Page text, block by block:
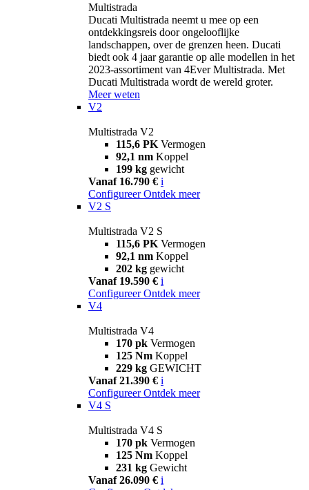
Multistrada
Ducati Multistrada neemt u mee op een
ontdekkingsreis door ongelooflijke
landschappen, over de grenzen heen. Ducati
biedt ook 4 jaar garantie op alle modellen in het
2023-assortiment van 4Ever Multistrada. Met
Ducati Multistrada wordt de wereld groter.
Meer weten
V2
Multistrada V2
115,6 PK Vermogen
92,1 nm Koppel
199 kg gewicht
Vanaf 16.790 € i
Configureer Ontdek meer
V2 S
Multistrada V2 S
115,6 PK Vermogen
92,1 nm Koppel
202 kg gewicht
Vanaf 19.590 € i
Configureer Ontdek meer
V4
Multistrada V4
170 pk Vermogen
125 Nm Koppel
229 kg GEWICHT
Vanaf 21.390 € i
Configureer Ontdek meer
V4 S
Multistrada V4 S
170 pk Vermogen
125 Nm Koppel
231 kg Gewicht
Vanaf 26.090 € i